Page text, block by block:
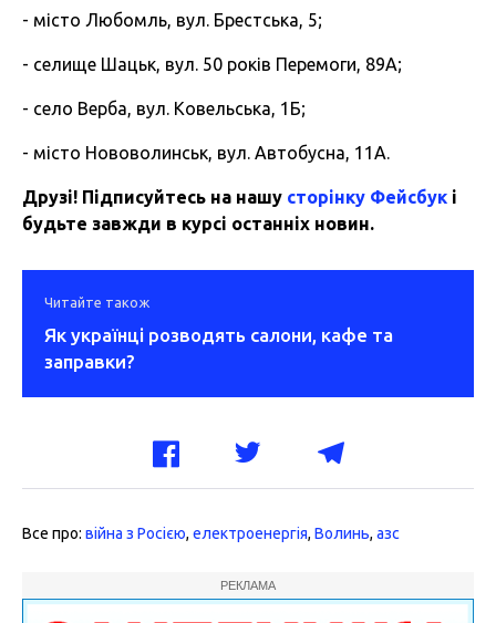
- місто Любомль, вул. Брестська, 5;
- селище Шацьк, вул. 50 років Перемоги, 89А;
- село Верба, вул. Ковельська, 1Б;
- місто Нововолинськ, вул. Автобусна, 11А.
Друзі! Підписуйтесь на нашу сторінку Фейсбук і
будьте завжди в курсі останніх новин.
Читайте також
Як українці розводять салони, кафе та
заправки?
Все про: війна з Росією, електроенергія, Волинь, азс
РЕКЛАМА